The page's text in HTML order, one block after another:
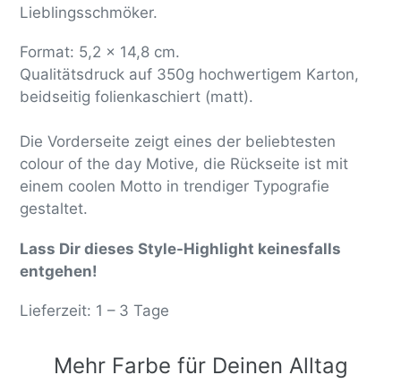
Lieblingsschmöker.
Format: 5,2 x 14,8 cm.
Qualitätsdruck auf 350g hochwertigem Karton,
beidseitig folienkaschiert (matt).
Die Vorderseite zeigt eines der beliebtesten
colour of the day Motive, die Rückseite ist mit
einem coolen Motto in trendiger Typografie
gestaltet.
Lass Dir dieses Style-Highlight keinesfalls
entgehen!
Lieferzeit: 1 – 3 Tage
Mehr Farbe für Deinen Alltag